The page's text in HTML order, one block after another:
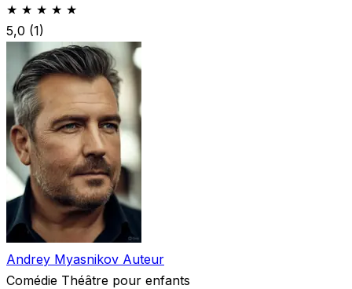
★ ★ ★ ★ ★
5,0 (1)
Andrey Myasnikov Auteur
Comédie Théâtre pour enfants